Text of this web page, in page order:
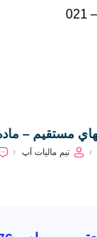
مستقيم – ماده
تیم مالیات اَپ